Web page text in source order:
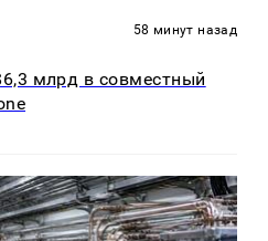
58 минут назад
млрд в совместный